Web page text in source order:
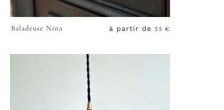
Baladeuse Nina à partir de 55 €